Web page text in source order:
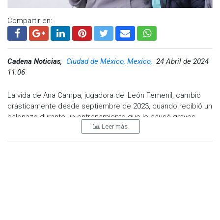
Compartir en:
Cadena Noticias, Ciudad de México, Mexico, 24 Abril de 2024
11:06
La vida de Ana Campa, jugadora del León Femenil, cambió
drásticamente desde septiembre de 2023, cuando recibió un
balonazo durante un entrenamiento que le causó graves
lesiones, incluida la pérdida permanente de visión. En un
Leer más